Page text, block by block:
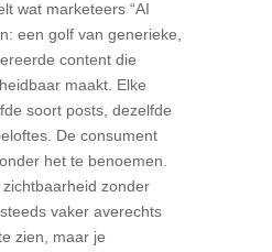
wat marketeers “AI
een golf van generieke,
content die
maakt. Elke
soort posts, dezelfde
De consument
het te benoemen.
zonder
vaker averechts
zien, maar je